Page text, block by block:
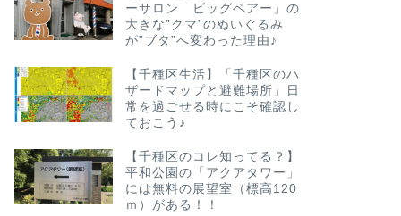
ーサロン ビッグベアー」の
大きな”クマ”のぬいぐるみ
が”ブタ”へ変わった理由♪
【千種区生活】「千種区のハ
ザードマップと避難場所」日
常を過ごせる時にこそ確認し
ておこう♪
【千種区のコレ知ってる？】
平和公園の「アクアタワー」
には無料の展望室（標高120
ｍ）がある！！